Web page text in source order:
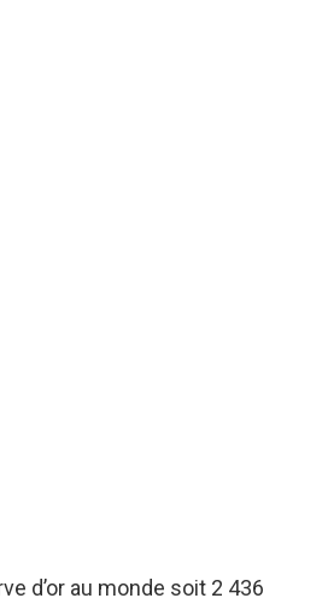
d’or au monde soit 2 436